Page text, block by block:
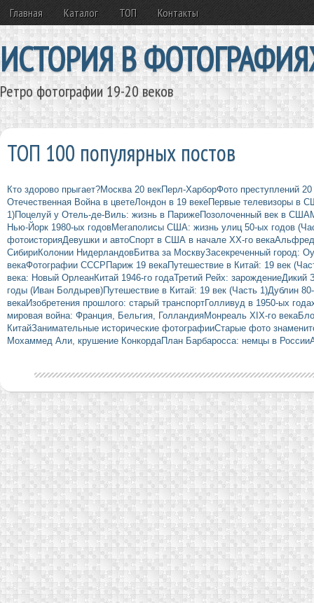
Главная Каталог ТОП Контакты
ИСТОРИЯ В
Ретро фотографии 19-20 веков
ТОП 100 популярных постов
Кто здорово прыгает?Москва 20 векПерл-ХарборФото преступлений 20
Отечественная Война в цветеЛондон в 19 векеПервые телевизоры в
1)Поцелуй у Отель-де-Виль: жизнь в ПарижеПозолоченный век в США
Нью-Йорк 1980-ых годовМегаполисы США: жизнь улиц 50-ых годов
фотоисторияДевушки и автоСпорт в США в начале ХХ-го века
СибириКолонии НидерландовБитва за МосквуЗасекреченный город:
векаФотографии СССР Париж 19 векаПутешествие в Китай: 19 век
века: Новый ОрлеанКитай 1946-го годаТретий Рейх: зарождениеДикий
годы (Иван Болдырев)Путешествие в Китай: 19 век (Часть 1)Дублин
векаИзобретения прошлого: старый транспортГолливуд в 1950-ых
мировая война: Франция, Бельгия, ГолландияМонреаль XIX-го века
КитайЗанимательные исторические фотографииСтарые фото
Мохаммед Али, крушение КонкордаПлан Барбаросса: немцы в России